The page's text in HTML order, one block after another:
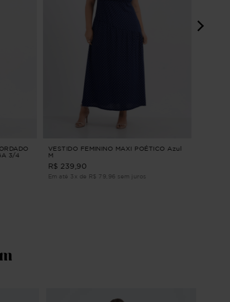
3/4
VESTIDO FEMININO MAXI POÉTICO Azul
M
R$ 239,90
Em até 3x de R$ 79,96 sem juros